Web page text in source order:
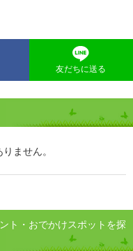
友だちに送る
ません。
ト・おでかけスポットを探